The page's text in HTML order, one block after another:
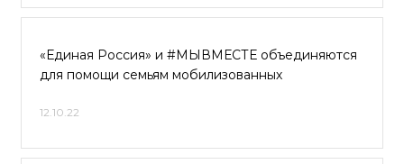
«Единая Россия» и #МЫВМЕСТЕ объединяются
для помощи семьям мобилизованных
12.10.22